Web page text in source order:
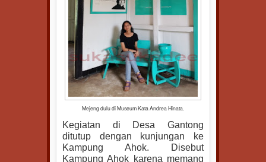
Mejeng dulu di Museum Kata Andrea Hinata.
Kegiatan di Desa Gantong
ditutup dengan kunjungan ke
Kampung Ahok. Disebut
Kampung Ahok karena memang